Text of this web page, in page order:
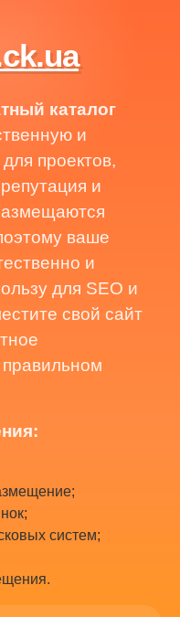
каталог
и
проектов,
и
ваше
и
для SEO и
свой сайт
правильном
систем;